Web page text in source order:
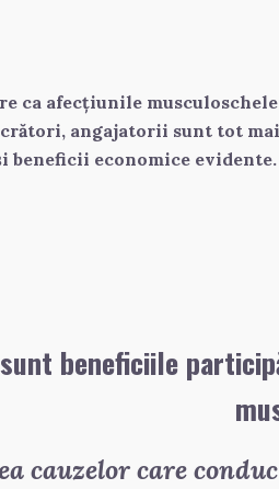
ca afecțiunile
angajatorii sunt tot
beneficii economice evidente.
beneficiile
cauzelor care